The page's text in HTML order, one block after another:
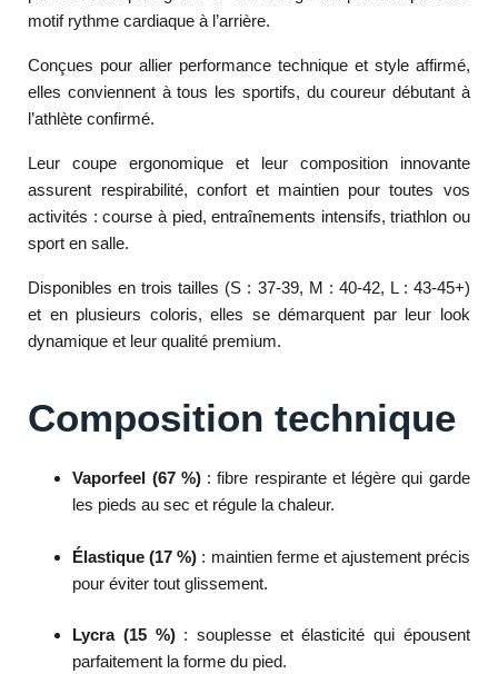
motif rythme cardiaque à l’arrière.
Conçues pour allier performance technique et style affirmé,
elles conviennent à tous les sportifs, du coureur débutant à
l’athlète confirmé.
Leur coupe ergonomique et leur composition innovante
assurent respirabilité, confort et maintien pour toutes vos
activités : course à pied, entraînements intensifs, triathlon ou
sport en salle.
Disponibles en trois tailles (S : 37-39, M : 40-42, L : 43-45+)
et en plusieurs coloris, elles se démarquent par leur look
dynamique et leur qualité premium.
Composition technique
Vaporfeel (67 %): fibre respirante et légère qui garde
les pieds au sec et régule la chaleur.
Élastique (17 %) : maintien ferme et ajustement précis
pour éviter tout glissement.
Lycra (15 %): souplesse et élasticité qui épousent
parfaitement la forme du pied.